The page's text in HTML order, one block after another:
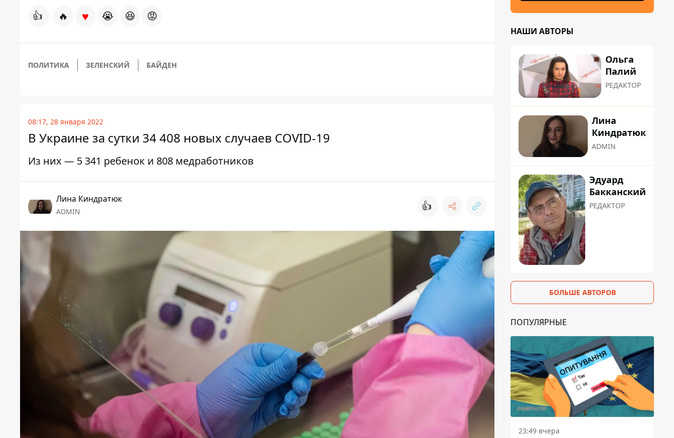
👍 🔥 ♥ 😭 😆 😡
ПОЛИТИКА ЗЕЛЕНСКИЙ БАЙДЕН
08:17, 28 января 2022
В Украине за сутки 34 408 новых случаев COVID-19
Из них — 5 341 ребенок и 808 медработников
Лина Киндратюк
ADMIN 👍
НАШИ АВТОРЫ
Ольга
Палий
РЕДАКТОР
Лина
Киндратюк
ADMIN
Эдуард
Бакканский
РЕДАКТОР
БОЛЬШЕ АВТОРОВ
ПОПУЛЯРНЫЕ
23:49 вчера